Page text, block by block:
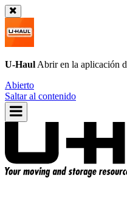
U-Haul Abrir en la aplicación
Abierto
Saltar al contenido